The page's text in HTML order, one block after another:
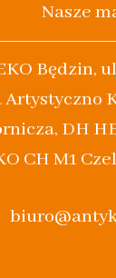
Nasze
Będzin,
DH
CH M1